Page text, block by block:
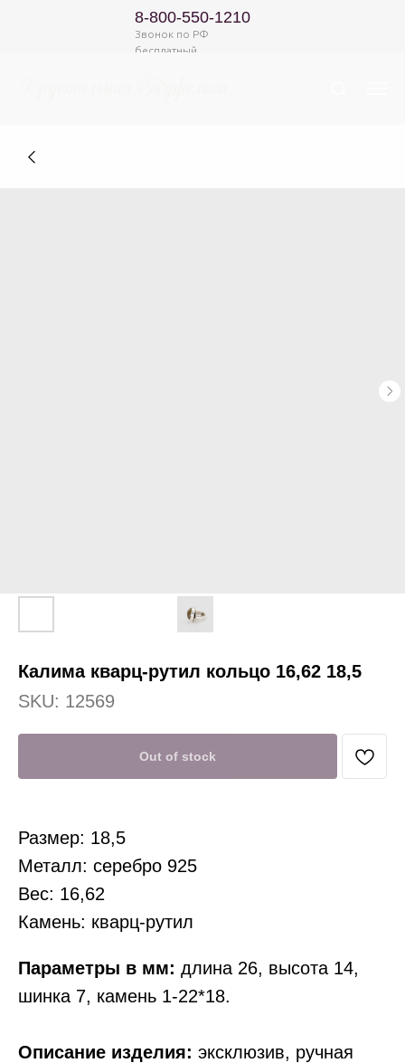
8-800-550-1210
Звонок по РФ
бесплатный
Калима кварц-рутил кольцо 16,62 18,5
SKU: 12569
Out of stock
Параметры в мм: длина 26, высота 14,
шинка 7, камень 1-22*18.
Описание изделия: эксклюзив, ручная
Размер: 18,5
Металл: серебро 925
Вес: 16,62
Камень: кварц-рутил